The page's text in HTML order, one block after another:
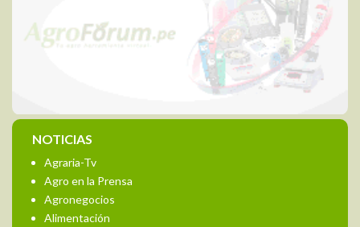
NOTICIAS
Agraria-Tv
Agro en la Prensa
Agronegocios
Alimentación